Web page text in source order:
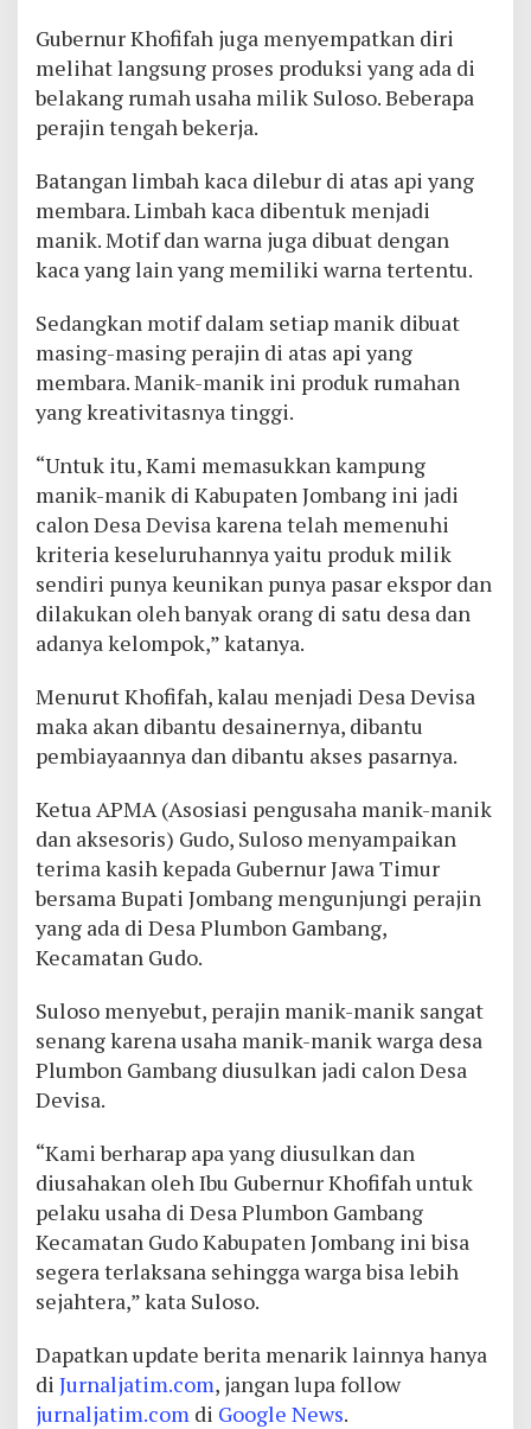
Gubernur Khofifah juga menyempatkan diri
melihat langsung proses produksi yang ada di
belakang rumah usaha milik Suloso. Beberapa
perajin tengah bekerja.
Batangan limbah kaca dilebur di atas api yang
membara. Limbah kaca dibentuk menjadi
manik. Motif dan warna juga dibuat dengan
kaca yang lain yang memiliki warna tertentu.
Sedangkan motif dalam setiap manik dibuat
masing-masing perajin di atas api yang
membara. Manik-manik ini produk rumahan
yang kreativitasnya tinggi.
“Untuk itu, Kami memasukkan kampung
manik-manik di Kabupaten Jombang ini jadi
calon Desa Devisa karena telah memenuhi
kriteria keseluruhannya yaitu produk milik
sendiri punya keunikan punya pasar ekspor dan
dilakukan oleh banyak orang di satu desa dan
adanya kelompok,” katanya.
Menurut Khofifah, kalau menjadi Desa Devisa
maka akan dibantu desainernya, dibantu
pembiayaannya dan dibantu akses pasarnya.
Ketua APMA (Asosiasi pengusaha manik-manik
dan aksesoris) Gudo, Suloso menyampaikan
terima kasih kepada Gubernur Jawa Timur
bersama Bupati Jombang mengunjungi perajin
yang ada di Desa Plumbon Gambang,
Kecamatan Gudo.
Suloso menyebut, perajin manik-manik sangat
senang karena usaha manik-manik warga desa
Plumbon Gambang diusulkan jadi calon Desa
Devisa.
“Kami berharap apa yang diusulkan dan
diusahakan oleh Ibu Gubernur Khofifah untuk
pelaku usaha di Desa Plumbon Gambang
Kecamatan Gudo Kabupaten Jombang ini bisa
segera terlaksana sehingga warga bisa lebih
sejahtera,” kata Suloso.
Dapatkan update berita menarik lainnya hanya
di Jurnaljatim.com, jangan lupa follow
jurnaljatim.com di Google News.